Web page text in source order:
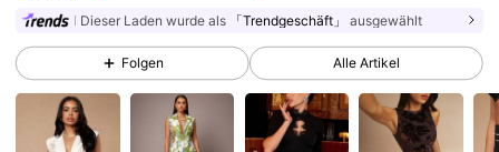
4,81 763K Follower
763K Follower
Dieser Laden wurde als 「Trendgeschäft」 ausgewählt
Folgen Alle Artikel